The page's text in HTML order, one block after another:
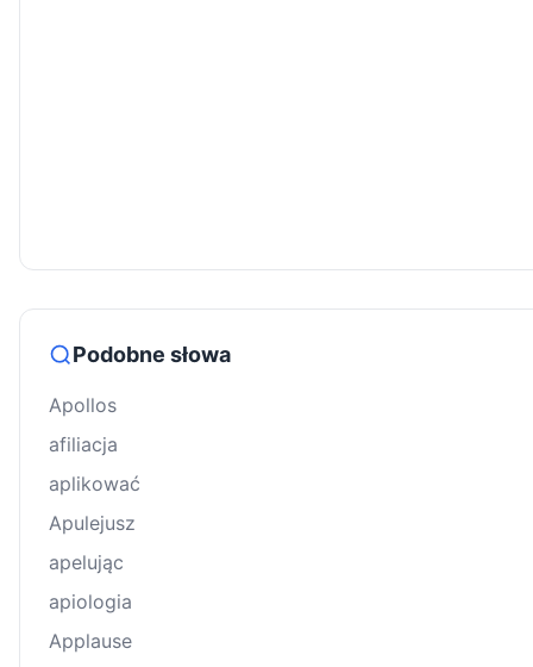
Podobne słowa
Apollos
afiliacja
aplikować
Apulejusz
apelując
apiologia
Applause